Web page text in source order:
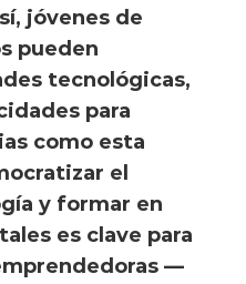
jóvenes de
pueden
tecnológicas,
para
como esta
el
y formar en
es clave para
—